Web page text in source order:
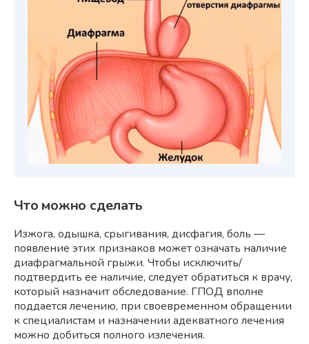
Что можно сделать
Изжога, одышка, срыгивания, дисфагия, боль —
появление этих признаков может означать наличие
диафрагмальной грыжи. Чтобы исключить/
подтвердить ее наличие, следует обратиться к врачу,
который назначит обследование. ГПОД вполне
поддается лечению, при своевременном обращении
к специалистам и назначении адекватного лечения
можно добиться полного излечения.